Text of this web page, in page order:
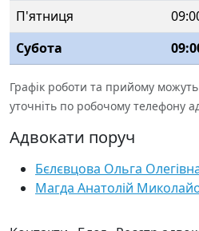
П'ятниця
Субота
Графік роботи та прийому
уточніть по робочому телефону
Адвокати поруч
Бєлєвцова Ольга
Магда Анатолій